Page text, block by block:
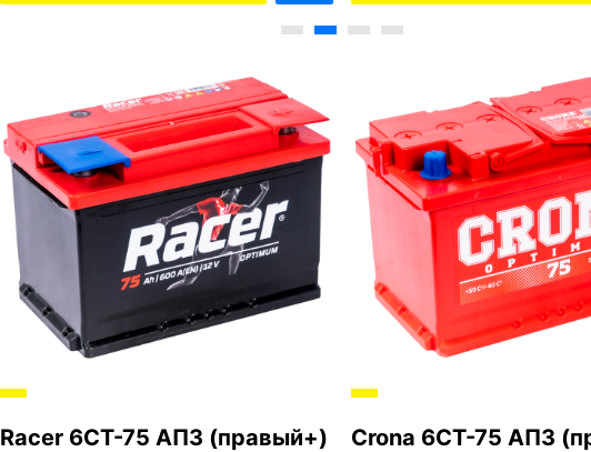
Racer 6СТ-75 АПЗ (правый+)
Crona 6СТ-75 АПЗ